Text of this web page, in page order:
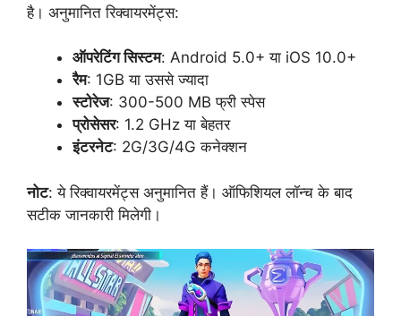
है। अनुमानित रिक्वायरमेंट्स:
ऑपरेटिंग सिस्टम: Android 5.0+ या iOS 10.0+
रैम: 1GB या उससे ज्यादा
स्टोरेज: 300-500 MB फ्री स्पेस
प्रोसेसर: 1.2 GHz या बेहतर
इंटरनेट: 2G/3G/4G कनेक्शन
नोट: ये रिक्वायरमेंट्स अनुमानित हैं। ऑफिशियल लॉन्च के बाद
सटीक जानकारी मिलेगी।